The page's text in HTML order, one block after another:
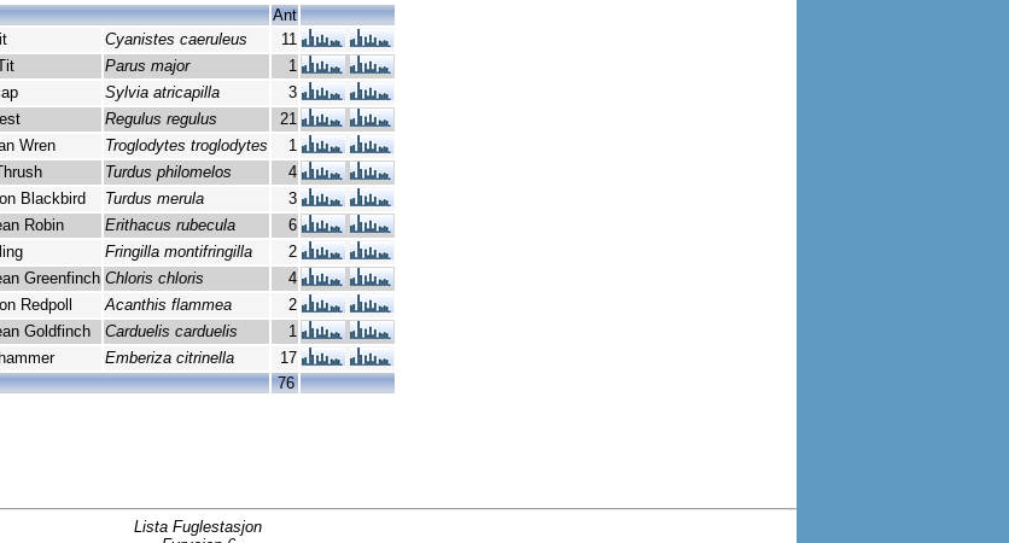
Ant
Cyanistes caeruleus
11
Parus major
1
Sylvia atricapilla
3
Regulus regulus
21
Wren Troglodytes troglodytes
1
Turdus philomelos
4
Blackbird Turdus merula
3
Robin Erithacus rubecula
6
Fringilla montifringilla
2
Greenfinch Chloris chloris
4
Redpoll Acanthis flammea
2
Goldfinch Carduelis carduelis
1
Emberiza citrinella
17
76
Lista Fuglestasjon